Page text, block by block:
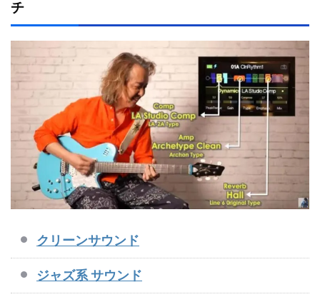
チ
クリーンサウンド
ジャズ系 サウンド